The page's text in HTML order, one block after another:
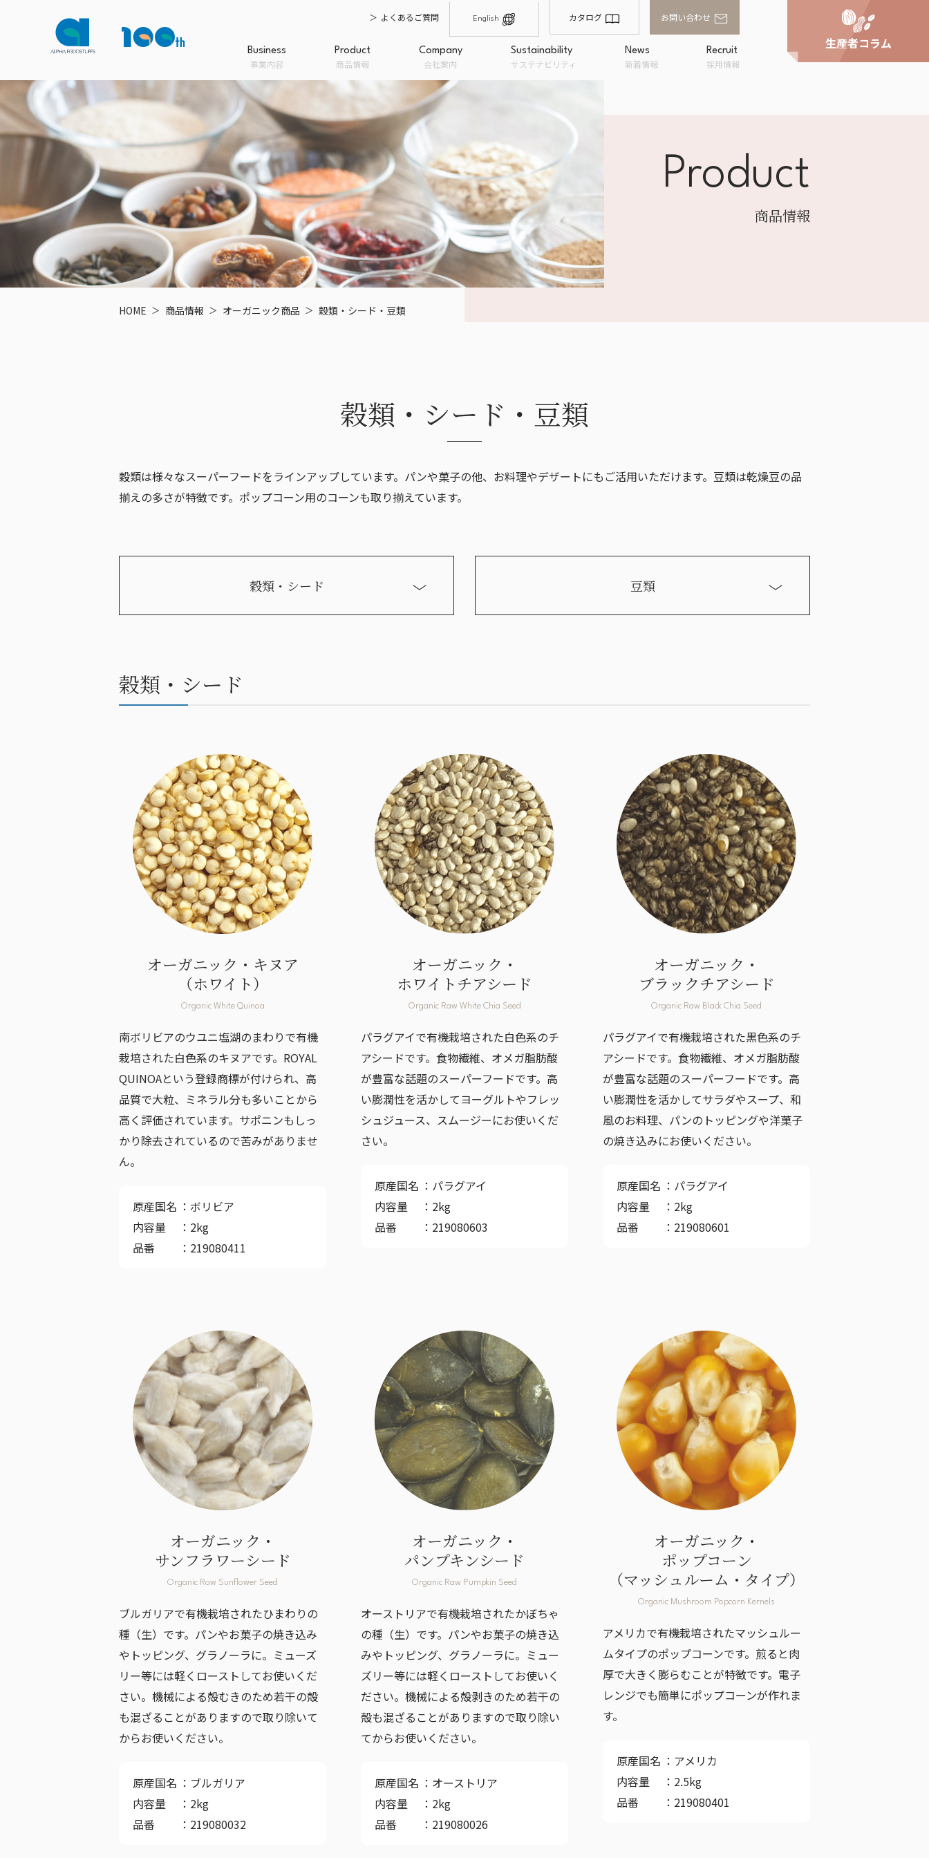
カタログ お問い合わせ
よくあるご質問 English
Business
事業内容
Business
事業内容
事業内容TOPへ
輸入・仕入れ 製造・品質管理 家庭用商品卸
EC販売 OEM企画・開発・提案 量り売り企画・提案
Product
商品情報
Product
商品情報
商品情報TOPへ
オーガニック商品
粉類
ドライフルーツ
ナッツ
糖類・油脂
チョコレート
穀類・シード・豆類
一般商品 取扱ブランド
Biokashi
Company
会社案内
Company
会社案内
会社案内TOPへ
会社概要 経営理念 事業所一覧
Sustainability
サステナビリティ
Sustainability
サステナビリティ
サステナビリティTOPへ
オーガニックとは 私たちのこだわり
フードロスへの取り組
み
アルファフードスタッ
サステナビリティ宣言
News
新着情報
Recruit
採用情報
生産者コラム
Product
商品情報
HOME 商品情報 オーガニック商品 穀類・シード・豆類
穀類・シード・豆類
穀類は様々なスーパーフードをラインアップしています。パンや菓子の他、お料理やデザートにもご活用いただけます。豆類は乾燥豆の品
揃えの多さが特徴です。ポップコーン用のコーンも取り揃えています。
穀類・シード 豆類
穀類・シード
オーガニック・キヌア
（ホワイト）
Organic White Quinoa
南ボリビアのウユニ塩湖のまわりで有機
栽培された白色系のキヌアです。ROYAL
QUINOAという登録商標が付けられ、高
品質で大粒、ミネラル分も多いことから
高く評価されています。サポニンもしっ
かり除去されているので苦みがありませ
ん。
原産国名
ボリビア
内容量
2kg
品番
219080411
オーガニック・
ホワイトチアシード
Organic Raw White Chia Seed
パラグアイで有機栽培された白色系のチ
アシードです。食物繊維、オメガ脂肪酸
が豊富な話題のスーパーフードです。高
い膨潤性を活かしてヨーグルトやフレッ
シュジュース、スムージーにお使いくだ
さい。
原産国名
パラグアイ
内容量
2kg
品番
219080603
オーガニック・
ブラックチアシード
Organic Raw Black Chia Seed
パラグアイで有機栽培された黒色系のチ
アシードです。食物繊維、オメガ脂肪酸
が豊富な話題のスーパーフードです。高
い膨潤性を活かしてサラダやスープ、和
風のお料理、パンのトッピングや洋菓子
の焼き込みにお使いください。
原産国名
パラグアイ
内容量
2kg
品番
219080601
オーガニック・
サンフラワーシード
Organic Raw Sunflower Seed
ブルガリアで有機栽培されたひまわりの
種（生）です。パンやお菓子の焼き込み
やトッピング、グラノーラに。ミューズ
リー等には軽くローストしてお使いくだ
さい。機械による殻むきのため若干の殻
も混ざることがありますので取り除いて
からお使いください。
原産国名
ブルガリア
内容量
2kg
品番
219080032
オーガニック・
パンプキンシード
Organic Raw Pumpkin Seed
オーストリアで有機栽培されたかぼちゃ
の種（生）です。パンやお菓子の焼き込
みやトッピング、グラノーラに。ミュー
ズリー等には軽くローストしてお使いく
ださい。機械による殻剥きのため若干の
殻も混ざることがありますので取り除い
てからお使いください。
原産国名
オーストリア
内容量
2kg
品番
219080026
オーガニック・
ポップコーン
（マッシュルーム・タイプ）
Organic Mushroom Popcorn Kernels
アメリカで有機栽培されたマッシュルー
ムタイプのポップコーンです。煎ると肉
厚で大きく膨らむことが特徴です。電子
レンジでも簡単にポップコーンが作れま
す。
原産国名
アメリカ
内容量
2.5kg
品番
219080401